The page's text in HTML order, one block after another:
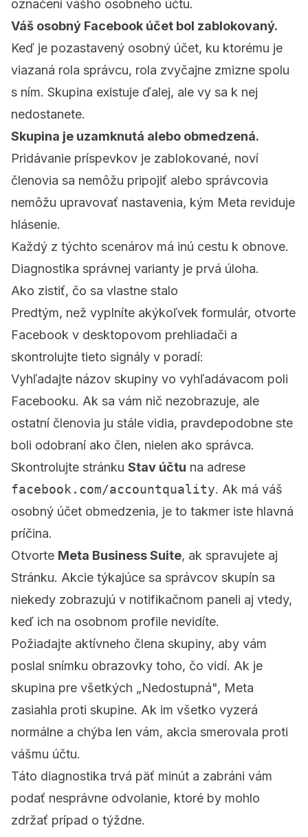
označení vášho osobného účtu.
Váš osobný Facebook účet bol zablokovaný.
Keď je pozastavený osobný účet, ku ktorému je
viazaná rola správcu, rola zvyčajne zmizne spolu
s ním. Skupina existuje ďalej, ale vy sa k nej
nedostanete.
Skupina je uzamknutá alebo obmedzená.
Pridávanie príspevkov je zablokované, noví
členovia sa nemôžu pripojiť alebo správcovia
nemôžu upravovať nastavenia, kým Meta reviduje
hlásenie.
Každý z týchto scenárov má inú cestu k obnove.
Diagnostika správnej varianty je prvá úloha.
Ako zistiť, čo sa vlastne stalo
Predtým, než vyplníte akýkoľvek formulár, otvorte
Facebook v desktopovom prehliadači a
skontrolujte tieto signály v poradí:
Vyhľadajte názov skupiny vo vyhľadávacom poli
Facebooku. Ak sa vám nič nezobrazuje, ale
ostatní členovia ju stále vidia, pravdepodobne ste
boli odobraní ako člen, nielen ako správca.
Skontrolujte stránku Stav účtu na adrese
facebook.com/accountquality. Ak má váš
osobný účet obmedzenia, je to takmer iste hlavná
príčina.
Otvorte Meta Business Suite, ak spravujete aj
Stránku. Akcie týkajúce sa správcov skupín sa
niekedy zobrazujú v notifikačnom paneli aj vtedy,
keď ich na osobnom profile nevidíte.
Požiadajte aktívneho člena skupiny, aby vám
poslal snímku obrazovky toho, čo vidí. Ak je
skupina pre všetkých „Nedostupná", Meta
zasiahla proti skupine. Ak im všetko vyzerá
normálne a chýba len vám, akcia smerovala proti
vášmu účtu.
Táto diagnostika trvá päť minút a zabráni vám
podať nesprávne odvolanie, ktoré by mohlo
zdržať prípad o týždne.